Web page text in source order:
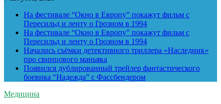
На фестивале “Окно в Европу” покажут фильм с
Пересильд и ленту о Грозном в 1994
На фестивале “Окно в Европу” покажут фильм с
Пересильд и ленту о Грозном в 1994
Начались съёмки детективного триллера «Наследник»
про свинцового маньяка
Появился дублированный трейлер фантастического
боевика “Надежда” с Фассбендером
Медицина